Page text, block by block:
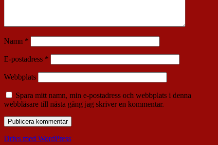
Namn *
E-postadress *
Webbplats
Spara mitt namn, min e-postadress och webbplats i denna
webbläsare till nästa gång jag skriver en kommentar.
Drivs med WordPress